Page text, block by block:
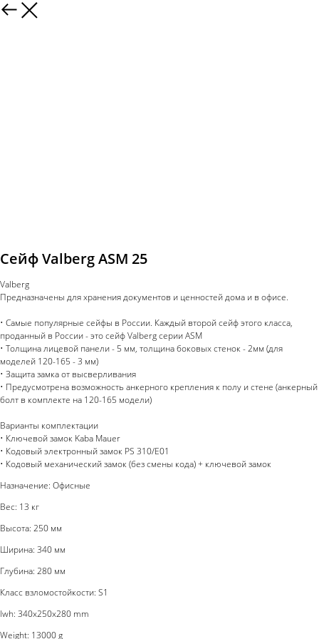
Сейф Valberg ASM 25
Valberg
Предназначены для хранения документов и ценностей дома и в офисе.
• Самые популярные сейфы в России. Каждый второй сейф этого класса,
проданный в России - это сейф Valberg серии ASM
• Толщина лицевой панели - 5 мм, толщина боковых стенок - 2мм (для
моделей 120-165 - 3 мм)
• Защита замка от высверливания
• Предусмотрена возможность анкерного крепления к полу и стене (анкерный
болт в комплекте на 120-165 модели)
Варианты комплектации
• Ключевой замок Kaba Mauer
• Кодовый электронный замок PS 310/E01
• Кодовый механический замок (без смены кода) + ключевой замок
Назначение: Офисные
Вес: 13 кг
Высота: 250 мм
Ширина: 340 мм
Глубина: 280 мм
Класс взломостойкости: S1
lwh: 340x250x280 mm
Weight: 13000 g